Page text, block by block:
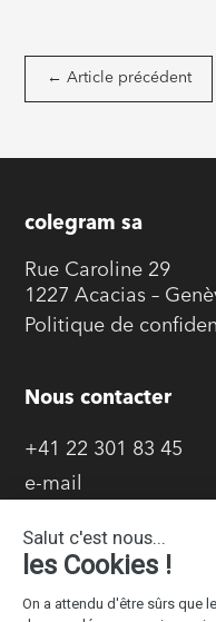
← Article précédent
colegram sa
Rue Caroline 29
1227 Acacias –
Politique de
Nous contacter
+41 22 301 83 45
e-mail
Goodies
Projets éditoriaux